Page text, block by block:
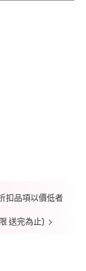
扣品項以價低者
送完為止)